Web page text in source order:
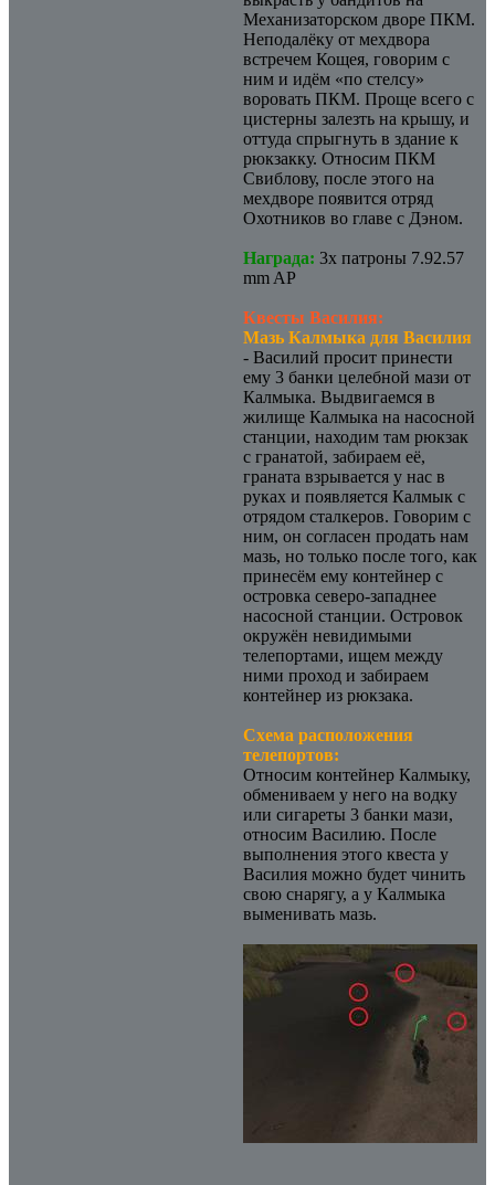
Механизаторском дворе ПКМ.
Неподалёку от мехдвора
встречем Кощея, говорим с
ним и идём «по стелсу»
воровать ПКМ. Проще всего с
цистерны залезть на крышу, и
оттуда спрыгнуть в здание к
рюкзакку. Относим ПКМ
Свиблову, после этого на
мехдворе появится отряд
Охотников во главе с Дэном.
Награда: 3х патроны 7.92.57
mm AP
Квесты Василия:
Мазь Калмыка для Василия
- Василий просит принести
ему 3 банки целебной мази от
Калмыка. Выдвигаемся в
жилище Калмыка на насосной
станции, находим там рюкзак
с гранатой, забираем её,
граната взрывается у нас в
руках и появляется Калмык с
отрядом сталкеров. Говорим с
ним, он согласен продать нам
мазь, но только после того, как
принесём ему контейнер с
островка северо-западнее
насосной станции. Островок
окружён невидимыми
телепортами, ищем между
ними проход и забираем
контейнер из рюкзака.
Схема расположения
телепортов:
Относим контейнер Калмыку,
обмениваем у него на водку
или сигареты 3 банки мази,
относим Василию. После
выполнения этого квеста у
Василия можно будет чинить
свою снарягу, а у Калмыка
выменивать мазь.